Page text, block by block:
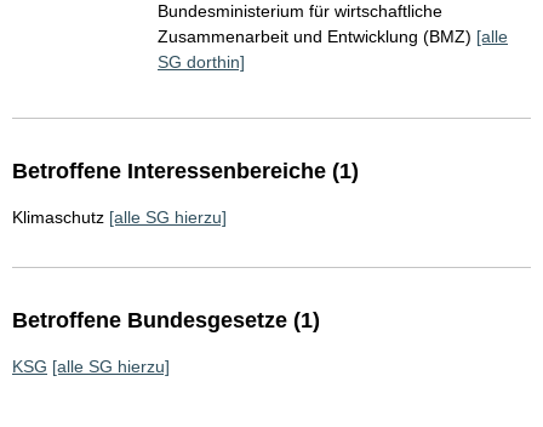
Bundesministerium für wirtschaftliche
Zusammenarbeit und Entwicklung (BMZ) [alle
SG dorthin]
Betroffene Interessenbereiche (1)
Klimaschutz [alle SG hierzu]
Betroffene Bundesgesetze (1)
KSG [alle SG hierzu]